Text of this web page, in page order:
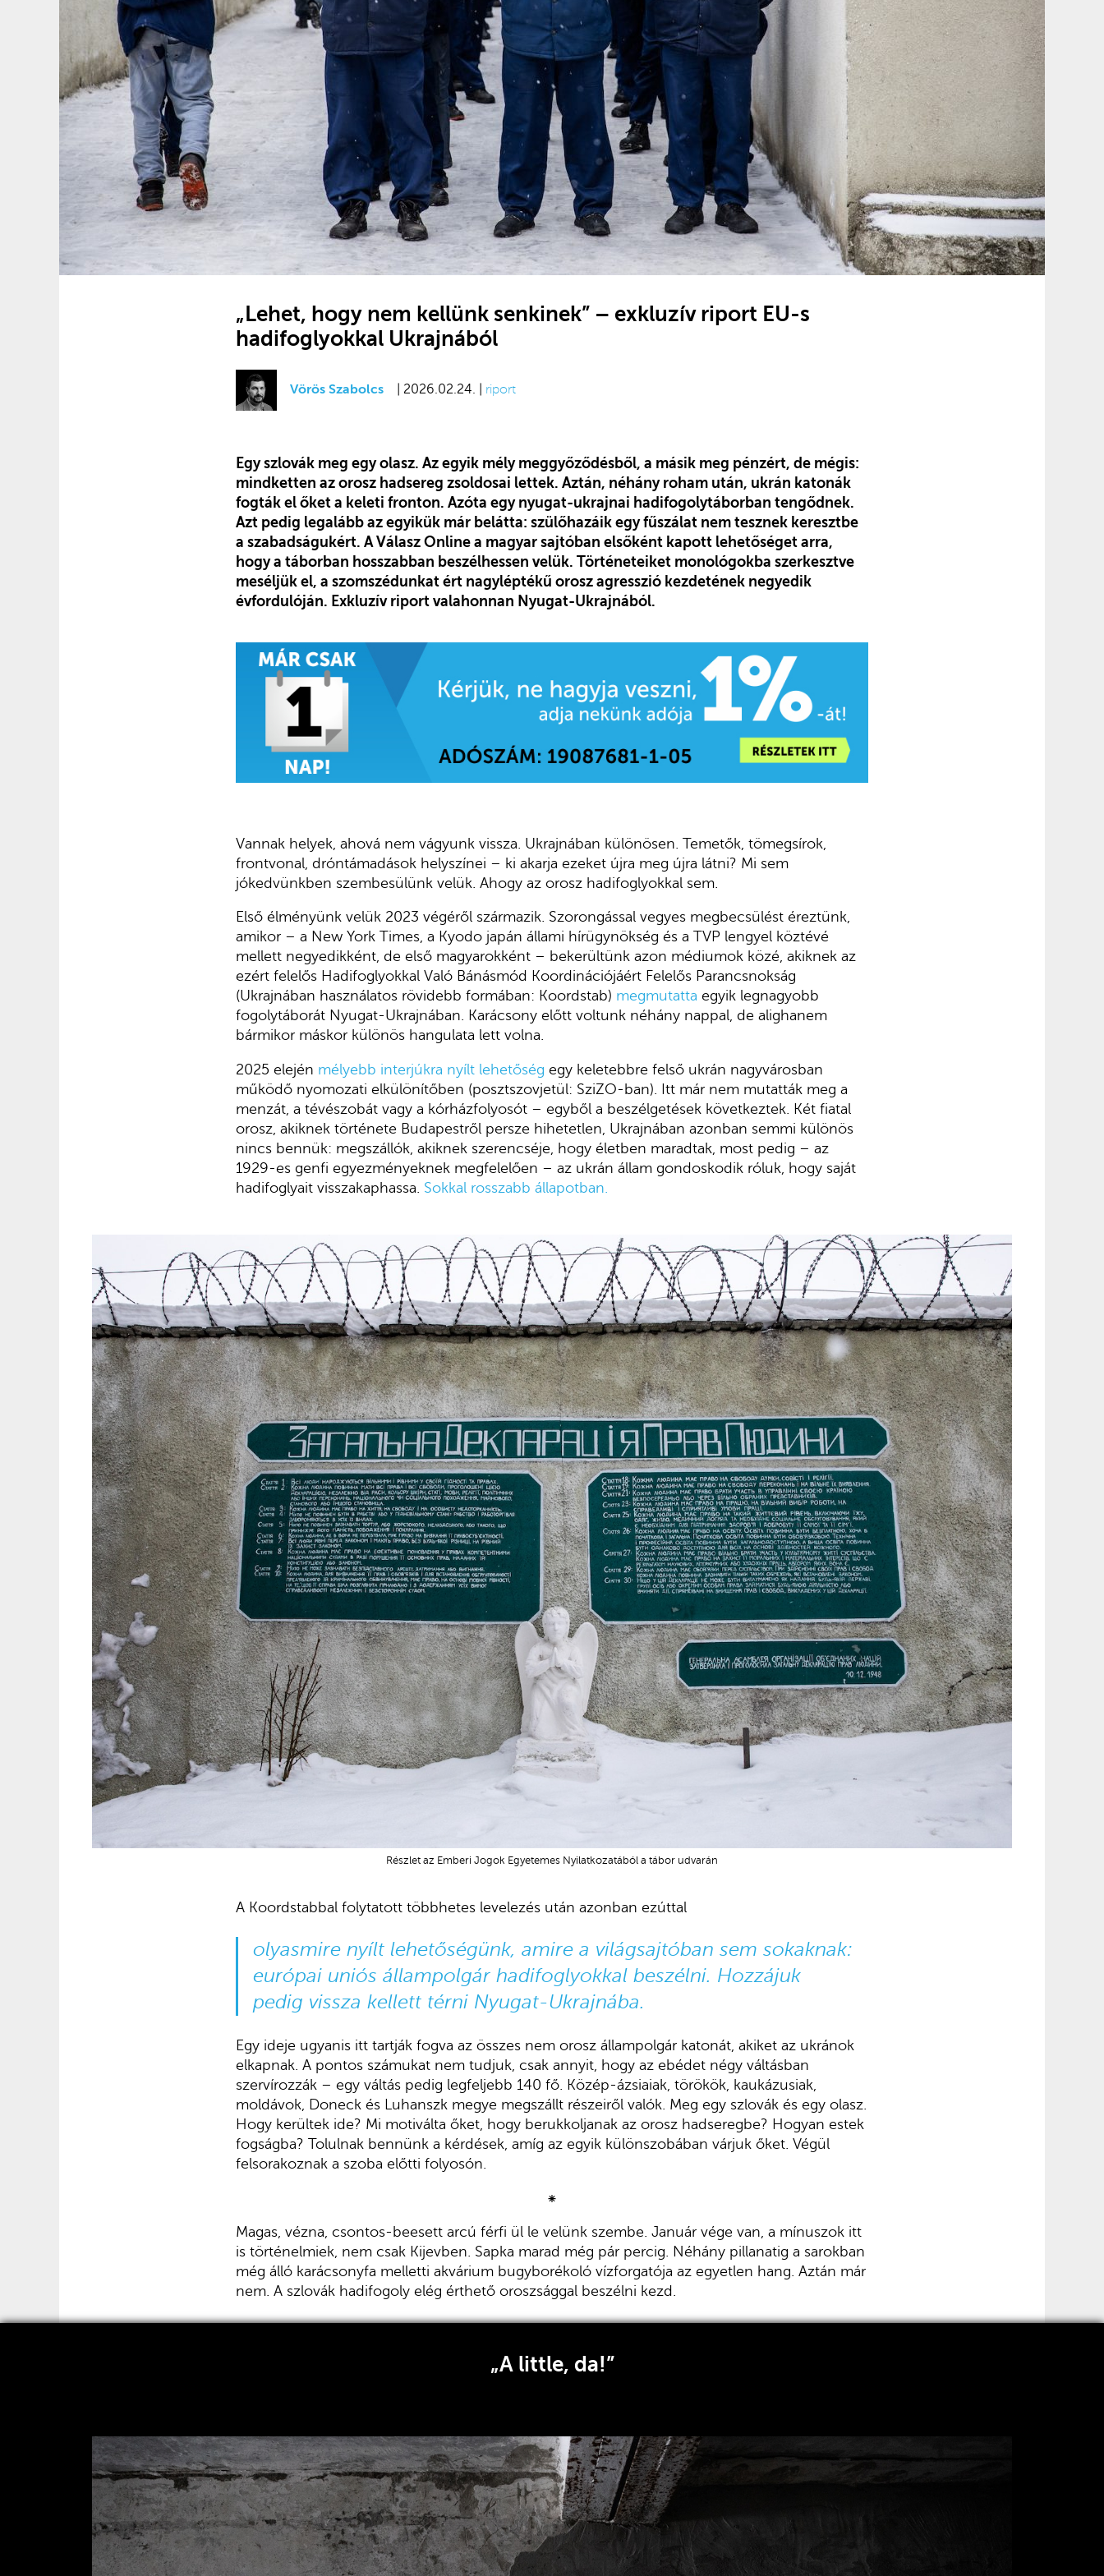
„Lehet, hogy nem kellünk senkinek” – exkluzív riport EU-s
hadifoglyokkal Ukrajnából
Vörös Szabolcs | 2026.02.24. | riport
Egy szlovák meg egy olasz. Az egyik mély meggyőződésből, a másik meg pénzért, de mégis:
mindketten az orosz hadsereg zsoldosai lettek. Aztán, néhány roham után, ukrán katonák
fogták el őket a keleti fronton. Azóta egy nyugat-ukrajnai hadifogolytáborban tengődnek.
Azt pedig legalább az egyikük már belátta: szülőhazáik egy fűszálat nem tesznek keresztbe
a szabadságukért. A Válasz Online a magyar sajtóban elsőként kapott lehetőséget arra,
hogy a táborban hosszabban beszélhessen velük. Történeteiket monológokba szerkesztve
meséljük el, a szomszédunkat ért nagyléptékű orosz agresszió kezdetének negyedik
évfordulóján. Exkluzív riport valahonnan Nyugat-Ukrajnából.
Vannak helyek, ahová nem vágyunk vissza. Ukrajnában különösen. Temetők, tömegsírok,
frontvonal, dróntámadások helyszínei – ki akarja ezeket újra meg újra látni? Mi sem
jókedvünkben szembesülünk velük. Ahogy az orosz hadifoglyokkal sem.
Első élményünk velük 2023 végéről származik. Szorongással vegyes megbecsülést éreztünk,
amikor – a New York Times, a Kyodo japán állami hírügynökség és a TVP lengyel köztévé
mellett negyedikként, de első magyarokként – bekerültünk azon médiumok közé, akiknek az
ezért felelős Hadifoglyokkal Való Bánásmód Koordinációjáért Felelős Parancsnokság
(Ukrajnában használatos rövidebb formában: Koordstab) megmutatta egyik legnagyobb
fogolytáborát Nyugat-Ukrajnában. Karácsony előtt voltunk néhány nappal, de alighanem
bármikor máskor különös hangulata lett volna.
2025 elején mélyebb interjúkra nyílt lehetőség egy keletebbre felső ukrán nagyvárosban
működő nyomozati elkülönítőben (posztszovjetül: SziZO-ban). Itt már nem mutatták meg a
menzát, a tévészobát vagy a kórházfolyosót – egyből a beszélgetések következtek. Két fiatal
orosz, akiknek története Budapestről persze hihetetlen, Ukrajnában azonban semmi különös
nincs bennük: megszállók, akiknek szerencséje, hogy életben maradtak, most pedig – az
1929-es genfi egyezményeknek megfelelően – az ukrán állam gondoskodik róluk, hogy saját
hadifoglyait visszakaphassa. Sokkal rosszabb állapotban.
Részlet az Emberi Jogok Egyetemes Nyilatkozatából a tábor udvarán
A Koordstabbal folytatott többhetes levelezés után azonban ezúttal
olyasmire nyílt lehetőségünk, amire a világsajtóban sem sokaknak:
európai uniós állampolgár hadifoglyokkal beszélni. Hozzájuk
pedig vissza kellett térni Nyugat-Ukrajnába.
Egy ideje ugyanis itt tartják fogva az összes nem orosz állampolgár katonát, akiket az ukránok
elkapnak. A pontos számukat nem tudjuk, csak annyit, hogy az ebédet négy váltásban
szervírozzák – egy váltás pedig legfeljebb 140 fő. Közép-ázsiaiak, törökök, kaukázusiak,
moldávok, Doneck és Luhanszk megye megszállt részeiről valók. Meg egy szlovák és egy olasz.
Hogy kerültek ide? Mi motiválta őket, hogy berukkoljanak az orosz hadseregbe? Hogyan estek
fogságba? Tolulnak bennünk a kérdések, amíg az egyik különszobában várjuk őket. Végül
felsorakoznak a szoba előtti folyosón.
⁕
Magas, vézna, csontos-beesett arcú férfi ül le velünk szembe. Január vége van, a mínuszok itt
is történelmiek, nem csak Kijevben. Sapka marad még pár percig. Néhány pillanatig a sarokban
még álló karácsonyfa melletti akvárium bugyborékoló vízforgatója az egyetlen hang. Aztán már
nem. A szlovák hadifogoly elég érthető oroszsággal beszélni kezd.
„A little, da!”